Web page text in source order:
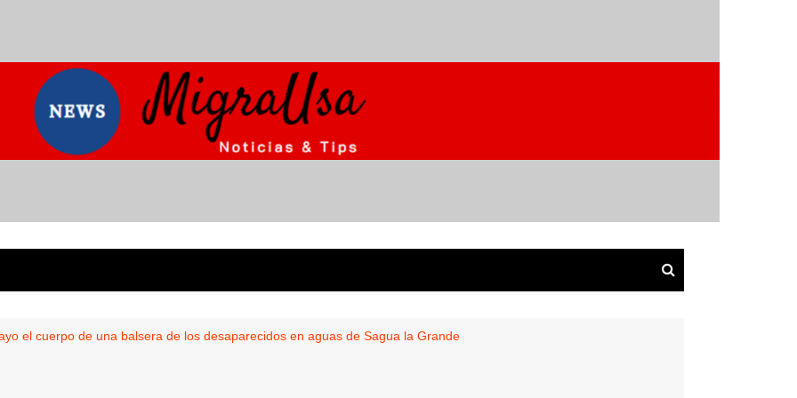
el cuerpo de una balsera de los desaparecidos en aguas de Sagua la Grande